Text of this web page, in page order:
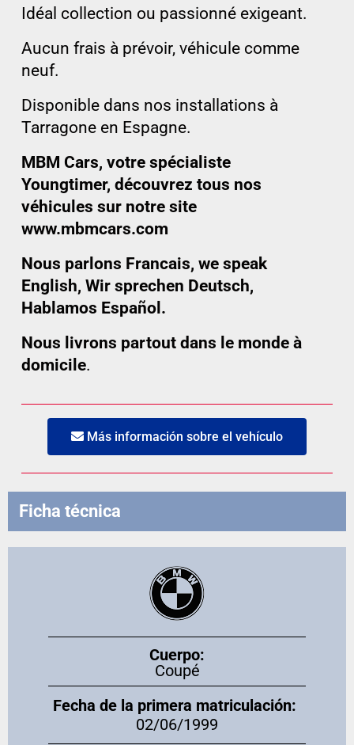
Idéal collection ou passionné exigeant.
Aucun frais à prévoir, véhicule comme
neuf.
Disponible dans nos installations à
Tarragone en Espagne.
MBM Cars, votre spécialiste
Youngtimer, découvrez tous nos
véhicules sur notre site
www.mbmcars.com
Nous parlons Francais, we speak
English, Wir sprechen Deutsch,
Hablamos Español.
Nous livrons partout dans le monde à
domicile.
Más información sobre el vehículo
Ficha técnica
Cuerpo:
Coupé
Fecha de la primera matriculación:
02/06/1999